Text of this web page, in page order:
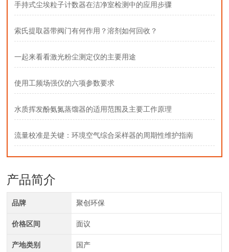
手持式尘埃粒子计数器在洁净室检测中的应用步骤
索氏提取器带阀门有何作用？溶剂如何回收？
一起来看看激光粉尘测定仪的主要用途
使用工频场强仪的六项参数要求
水质挥发酚氨氮蒸馏器的适用范围及主要工作原理
流量校准是关键：环境空气综合采样器的周期性维护指南
产品简介
品牌 聚创环保
价格区间 面议
产地类别 国产